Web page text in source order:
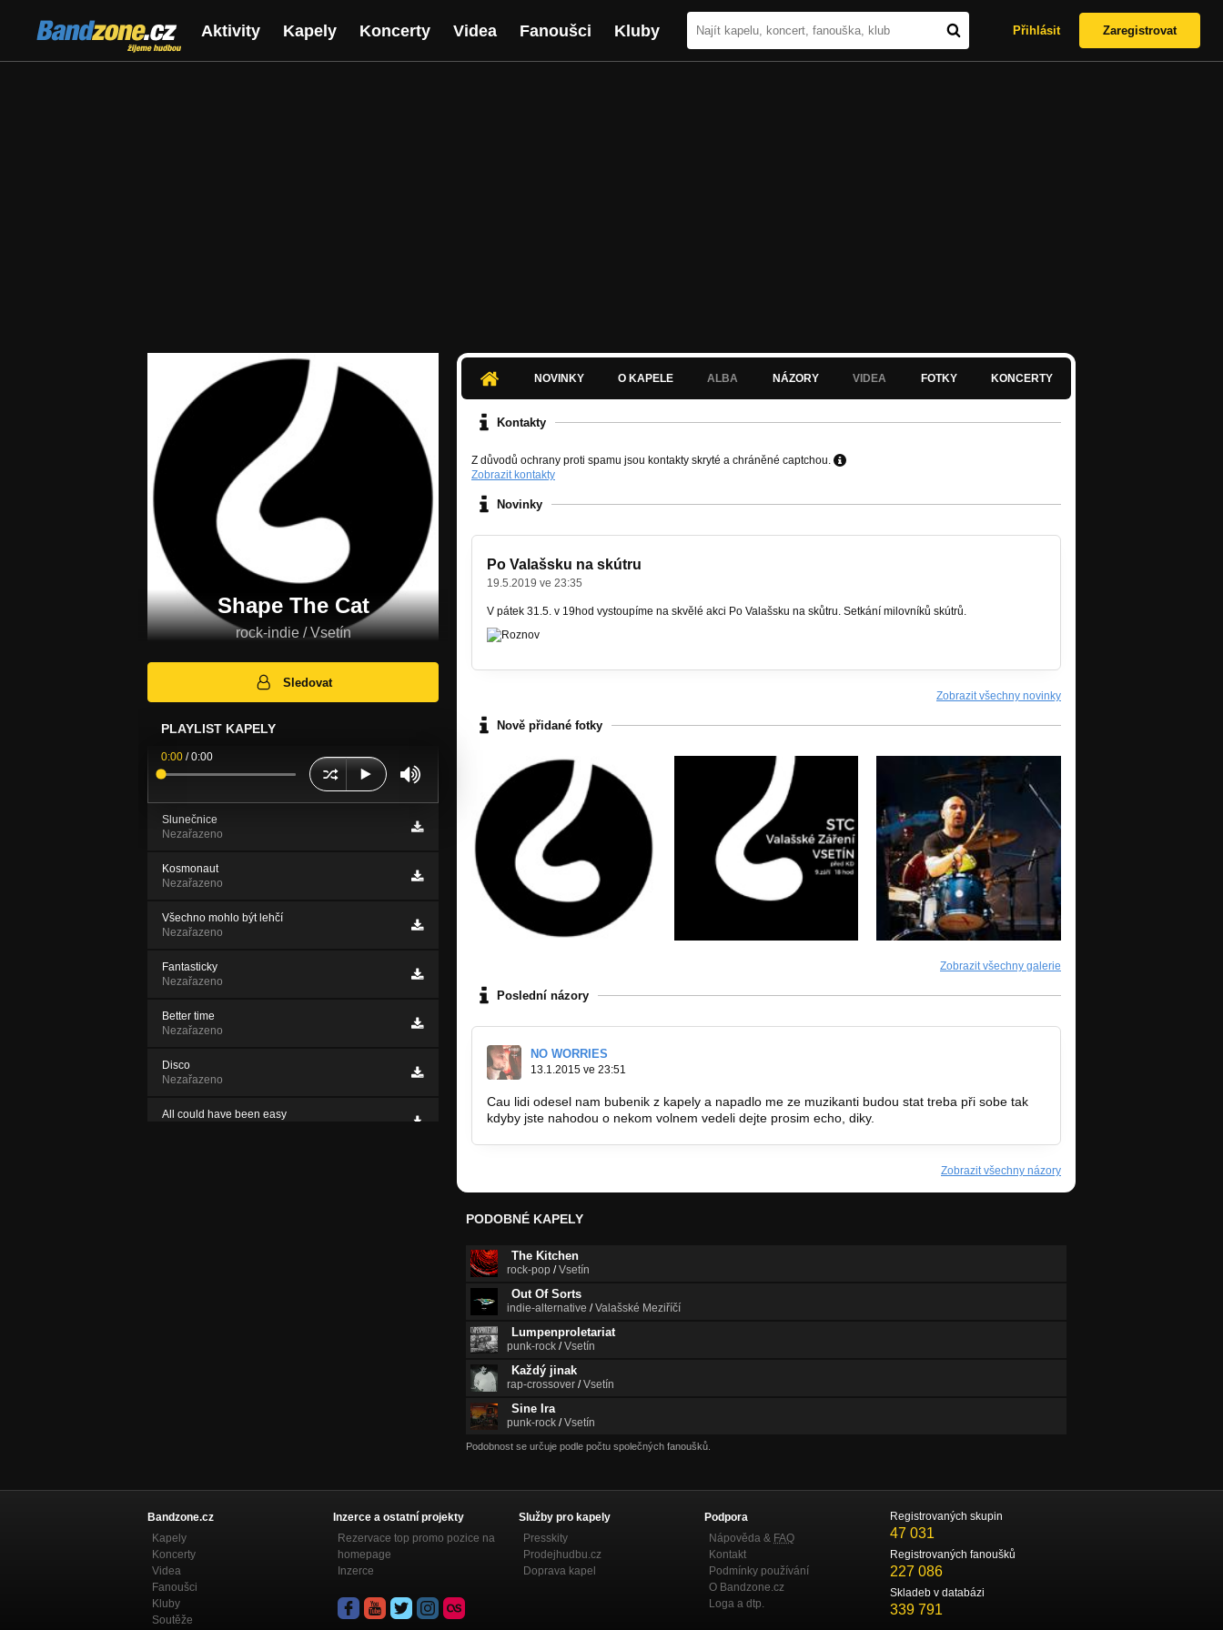
Bandzone.cz
žijeme hudbou
Aktivity Kapely Koncerty Videa Fanoušci Kluby Přihlásit Zaregistrovat
Shape The Cat
rock-indie / Vsetín
Sledovat
PLAYLIST KAPELY
0:00 /0:00
Slunečnice
Nezařazeno
Kosmonaut
Nezařazeno
Všechno mohlo být lehčí
Nezařazeno
Fantasticky
Nezařazeno
Better time
Nezařazeno
Disco
Nezařazeno
All could have been easy
NOVINKY O KAPELE ALBA NÁZORY VIDEA FOTKY KONCERTY
Kontakty
Z důvodů ochrany proti spamu jsou kontakty skryté a chráněné captchou.
Zobrazit kontakty
Novinky
Po Valašsku na skútru
19.5.2019 ve 23:35
V pátek 31.5. v 19hod vystoupíme na skvělé akci Po Valašsku na skůtru. Setkání milovníků skútrů.
Zobrazit všechny novinky
Nově přidané fotky
Zobrazit všechny galerie
Poslední názory
NO WORRIES
13.1.2015 ve 23:51
Cau lidi odesel nam bubenik z kapely a napadlo me ze muzikanti budou stat treba při sobe tak
kdyby jste nahodou o nekom volnem vedeli dejte prosim echo, diky.
Zobrazit všechny názory
PODOBNÉ KAPELY
The Kitchen
rock-pop /Vsetín
Out Of Sorts
indie-alternative /Valašské Meziříčí
Lumpenproletariat
punk-rock /Vsetín
Každý jinak
rap-crossover /Vsetín
Sine Ira
punk-rock /Vsetín
Podobnost se určuje podle počtu společných fanoušků.
Bandzone.cz
Kapely
Koncerty
Videa
Fanoušci
Kluby
Soutěže
Inzerce a ostatní projekty
Rezervace top promo pozice na
homepage
Inzerce
Služby pro kapely
Presskity
Prodejhudbu.cz
Doprava kapel
Podpora
Nápověda & FAQ
Kontakt
Podmínky používání
O Bandzone.cz
Loga a dtp.
Registrovaných skupin
47 031
Registrovaných fanoušků
227 086
Skladeb v databázi
339 791